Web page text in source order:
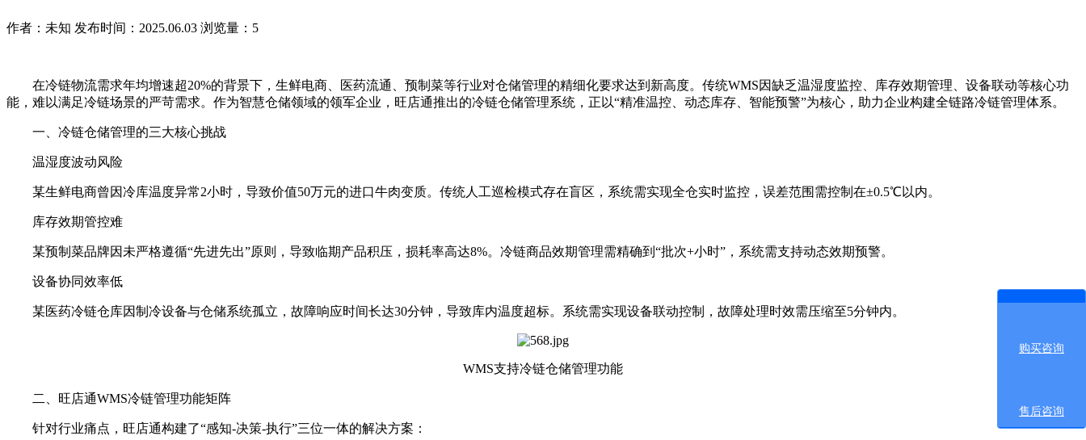
作者：未知 发布时间：2025.06.03 浏览量：5
在冷链物流需求年均增速超20%的背景下，生鲜电商、医药流通、预制菜等行业对仓储管理的精细化要求达到新高度。传统WMS因缺乏温湿度监控、库存效期管理、设备联动等核心功
能，难以满足冷链场景的严苛需求。作为智慧仓储领域的领军企业，旺店通推出的冷链仓储管理系统，正以“精准温控、动态库存、智能预警”为核心，助力企业构建全链路冷链管理体系。
一、冷链仓储管理的三大核心挑战
温湿度波动风险
某生鲜电商曾因冷库温度异常2小时，导致价值50万元的进口牛肉变质。传统人工巡检模式存在盲区，系统需实现全仓实时监控，误差范围需控制在±0.5℃以内。
库存效期管控难
某预制菜品牌因未严格遵循“先进先出”原则，导致临期产品积压，损耗率高达8%。冷链商品效期管理需精确到“批次+小时”，系统需支持动态效期预警。
设备协同效率低
某医药冷链仓库因制冷设备与仓储系统孤立，故障响应时间长达30分钟，导致库内温度超标。系统需实现设备联动控制，故障处理时效需压缩至5分钟内。
WMS支持冷链仓储管理功能
二、旺店通WMS冷链管理功能矩阵
针对行业痛点，旺店通构建了“感知-决策-执行”三位一体的解决方案：
购买咨询
售后咨询